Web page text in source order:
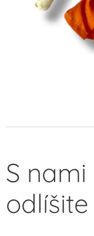
S
odlíšite